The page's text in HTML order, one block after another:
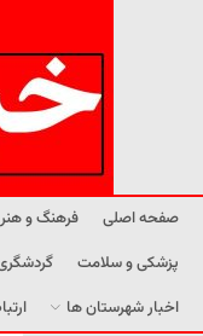
صفحه اصلی فرهنگ و هنر
پزشکی و سلامت
اخبار شهرستان ها